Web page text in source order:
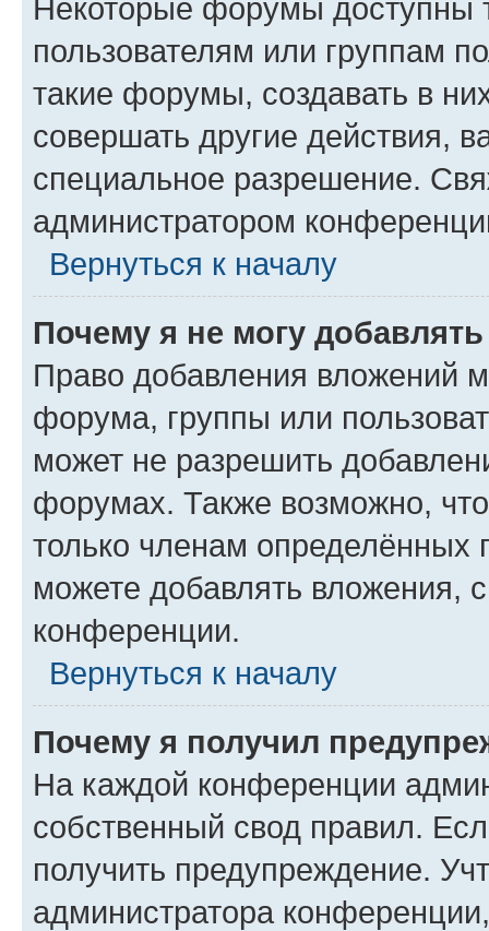
Некоторые форумы доступны
пользователям или группам
такие форумы, создавать в
совершать другие действия,
специальное разрешение.
администратором
Вернуться к началу
Почему я не могу
Право добавления вложений
форума, группы или
может не разрешить
форумах. Также возможно,
только членам определённых
можете добавлять вложения,
конференции.
Вернуться к началу
Почему я получил
На каждой конференции
собственный свод правил.
получить предупреждение.
администратора